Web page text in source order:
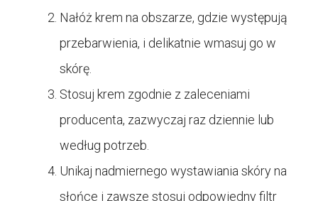
Nałóż krem na obszarze, gdzie występują
przebarwienia, i delikatnie wmasuj go w
skórę.
Stosuj krem zgodnie z zaleceniami
producenta, zazwyczaj raz dziennie lub
według potrzeb.
Unikaj nadmiernego wystawiania skóry na
słońce i zawsze stosuj odpowiedny filtr